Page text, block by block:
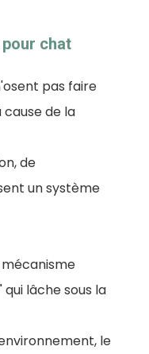
chat
pas faire
de la
de
un système
lâche sous la
le